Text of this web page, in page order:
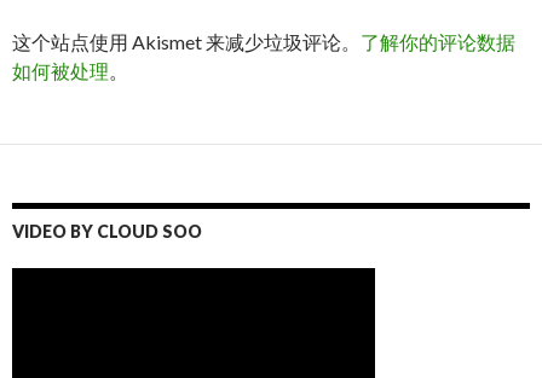
这个站点使用 Akismet 来减少垃圾评论。 了解你的评论数据
如何被处理。
VIDEO BY CLOUD SOO